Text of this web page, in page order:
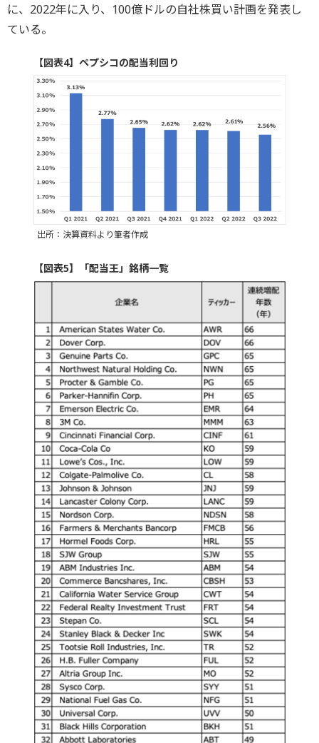
に、2022年に入り、100億ドルの自社株買い計画を発表し
ている。
【図表4】ペプシコの配当利回り
出所：決算資料より筆者作成
【図表5】「配当王」銘柄一覧